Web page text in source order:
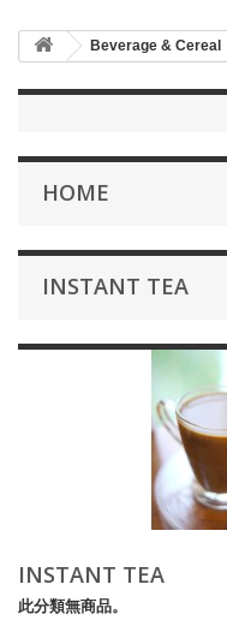
Beverage & Cereal
HOME
INSTANT TEA
INSTANT TEA
此分類無商品。